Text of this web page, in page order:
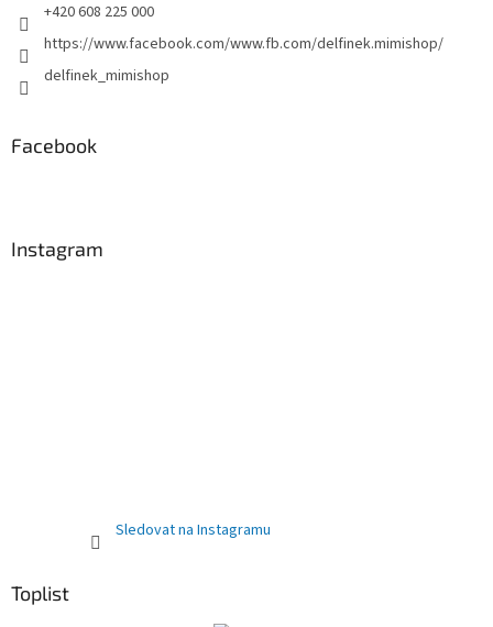
+420 608 225 000
https://www.facebook.com/www.fb.com/delfinek.mimishop/
delfinek_mimishop
Facebook
Instagram
Sledovat na Instagramu
Toplist